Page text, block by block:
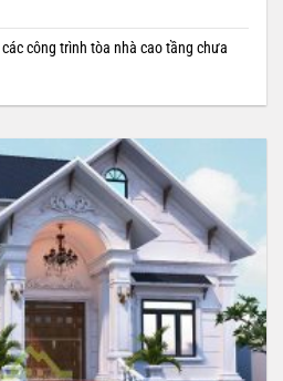
công trình tòa nhà cao tầng chưa